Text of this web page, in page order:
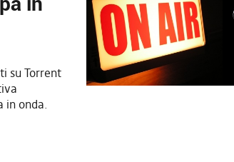
su Torrent
in onda.